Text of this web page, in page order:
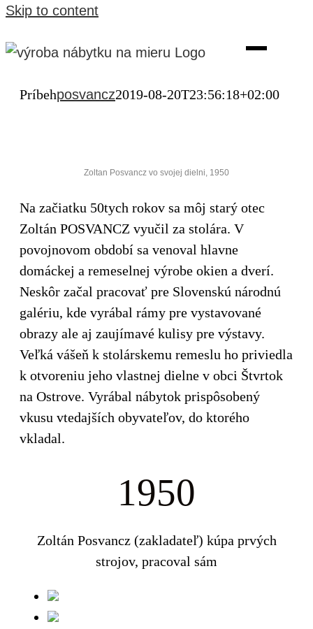
Skip to content
Príbehposvancz2019-08-20T23:56:18+02:00
Zoltan Posvancz vo svojej dielni, 1950
Na začiatku 50tych rokov sa môj starý otec
Zoltán POSVANCZ vyučil za stolára. V
povojnovom období sa venoval hlavne
domáckej a remeselnej výrobe okien a dverí.
Neskôr začal pracovať pre Slovenskú národnú
galériu, kde vyrábal rámy pre vystavované
obrazy ale aj zaujímavé kulisy pre výstavy.
Veľká vášeň k stolárskemu remeslu ho priviedla
k otvoreniu jeho vlastnej dielne v obci Štvrtok
na Ostrove. Vyrábal nábytok prispôsobený
vkusu vtedajších obyvateľov, do ktorého
vkladal.
1950
Zoltán Posvancz (zakladateľ) kúpa prvých
strojov, pracoval sám